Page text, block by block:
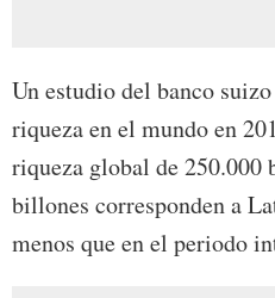
Un estudio del banco
riqueza en el mundo en
riqueza global de 250.000
billones corresponden a
menos que en el periodo